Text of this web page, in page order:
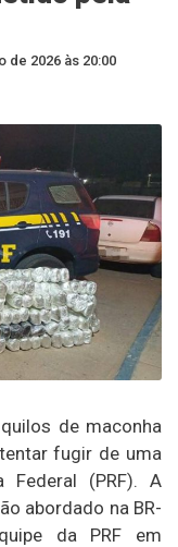
de 2026 às 20:00
de maconha
fugir de uma
Federal (PRF). A
abordado na BR-
da PRF em